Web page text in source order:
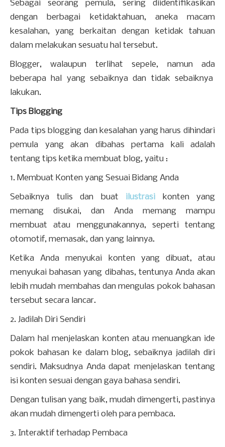
Sebagai seorang pemula, sering diidentifikasikan
dengan berbagai ketidaktahuan, aneka macam
kesalahan, yang berkaitan dengan ketidak tahuan
dalam melakukan sesuatu hal tersebut.
Blogger, walaupun terlihat sepele, namun ada
beberapa hal yang sebaiknya dan tidak sebaiknya
lakukan.
Tips Blogging
Pada tips blogging dan kesalahan yang harus dihindari
pemula yang akan dibahas pertama kali adalah
tentang tips ketika membuat blog, yaitu :
1. Membuat Konten yang Sesuai Bidang Anda
Sebaiknya tulis dan buat ilustrasi konten yang
memang disukai, dan Anda memang mampu
membuat atau menggunakannya, seperti tentang
otomotif, memasak, dan yang lainnya.
Ketika Anda menyukai konten yang dibuat, atau
menyukai bahasan yang dibahas, tentunya Anda akan
lebih mudah membahas dan mengulas pokok bahasan
tersebut secara lancar.
2. Jadilah Diri Sendiri
Dalam hal menjelaskan konten atau menuangkan ide
pokok bahasan ke dalam blog, sebaiknya jadilah diri
sendiri. Maksudnya Anda dapat menjelaskan tentang
isi konten sesuai dengan gaya bahasa sendiri.
Dengan tulisan yang baik, mudah dimengerti, pastinya
akan mudah dimengerti oleh para pembaca.
3. Interaktif terhadap Pembaca